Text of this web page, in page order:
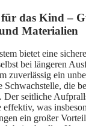
das Kind –
Materialien
bietet eine
bei längeren
zuverlässig ein
Schwachstelle, die
Der seitliche
effektiv, was
ein großer